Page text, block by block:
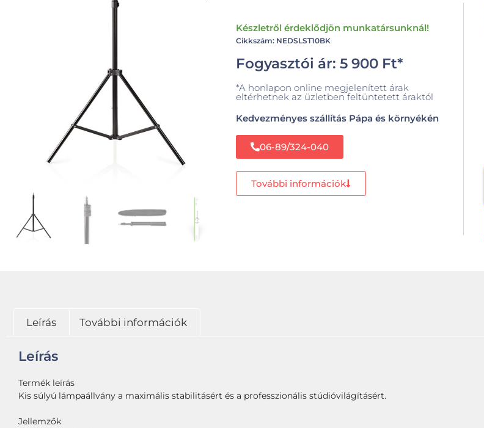
Készletről érdeklődjön munkatársunknál!
Cikkszám: NEDSLST10BK
Fogyasztói ár:5 900 Ft*
*A honlapon online megjelenített árak
eltérhetnek az üzletben feltüntetett áraktól
Kedvezményes szállítás Pápa és környékén
06-89/324-040
További információk
Leírás További információk
Leírás
Termék leírás
Kis súlyú lámpaállvány a maximális stabilitásért és a professzionális stúdióvilágításért.
Jellemzők